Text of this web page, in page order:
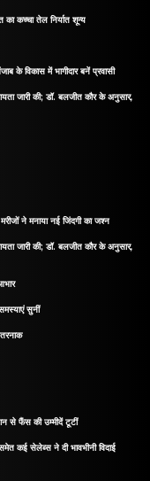
कच्चा तेल निर्यात शून्य
के विकास में भागीदार बनें प्रवासी
जारी की; डॉ. बलजीत कौर के अनुसार,
ने मनाया नई जिंदगी का जश्न
जारी की; डॉ. बलजीत कौर के अनुसार,
सुनीं
से फैंस की उम्मीदें टूटीं
सेलेब्स ने दी भावभीनी विदाई